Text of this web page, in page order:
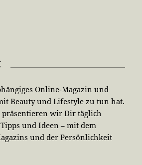
Online-Magazin und
Beauty und Lifestyle zu tun hat.
präsentieren wir Dir täglich
und Ideen – mit dem
und der Persönlichkeit